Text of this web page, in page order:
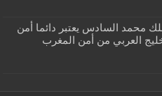
محمد السادس يعتبر دائما أمن
العربي من أمن المغرب